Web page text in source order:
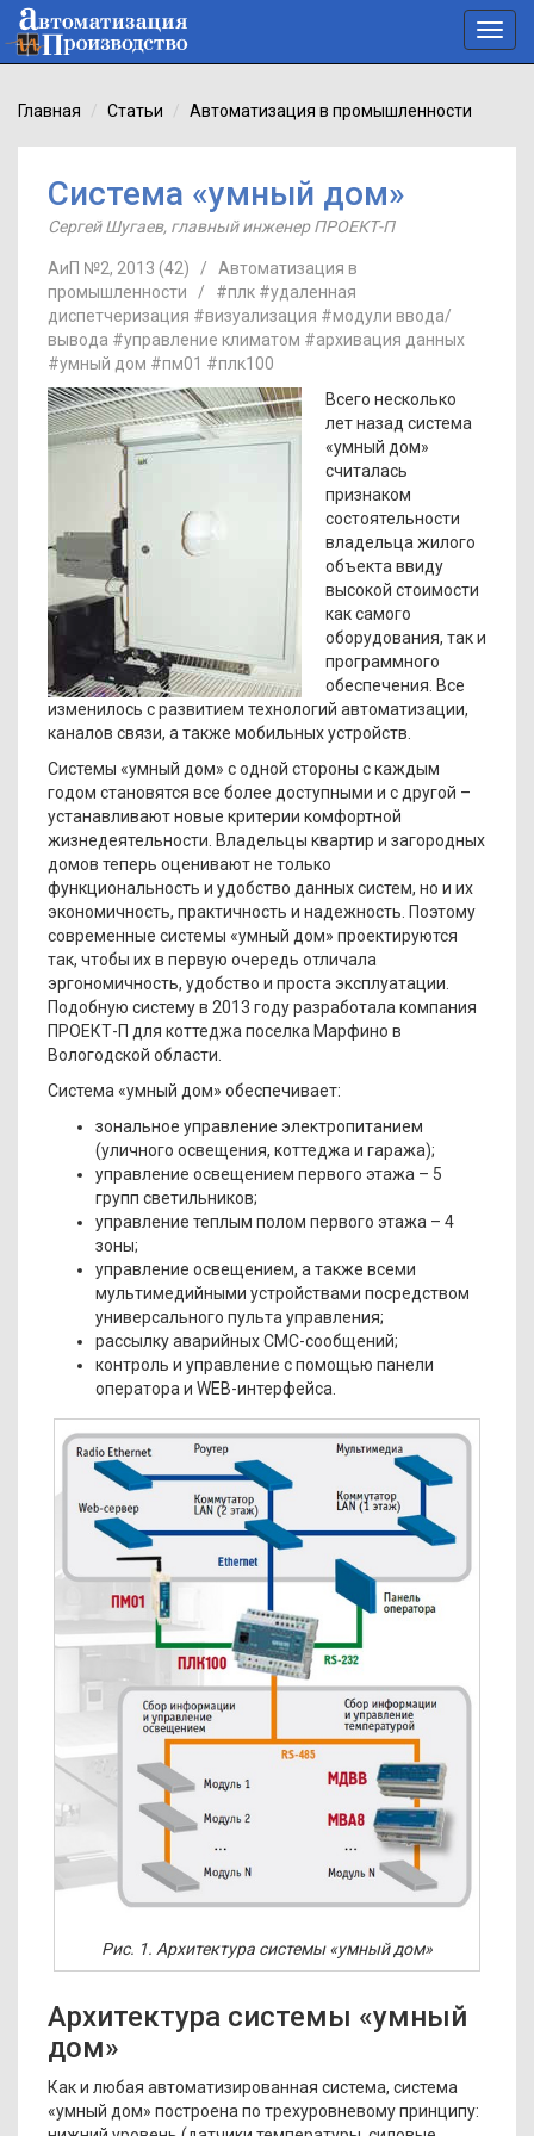
Главная Статьи Автоматизация в промышленности
Система «умный дом»
Сергей Шугаев, главный инженер ПРОЕКТ-П
АиП №2, 2013 (42) / Автоматизация в
промышленности / #плк #удаленная
диспетчеризация #визуализация #модули ввода/
вывода #управление климатом #архивация данных
#умный дом #пм01 #плк100
Всего несколько
лет назад система
«умный дом»
считалась
признаком
состоятельности
владельца жилого
объекта ввиду
высокой стоимости
как самого
оборудования, так и
программного
обеспечения. Все
изменилось с развитием технологий автоматизации,
каналов связи, а также мобильных устройств.
Системы «умный дом» с одной стороны с каждым
годом становятся все более доступными и с другой –
устанавливают новые критерии комфортной
жизнедеятельности. Владельцы квартир и загородных
домов теперь оценивают не только
функциональность и удобство данных систем, но и их
экономичность, практичность и надежность. Поэтому
современные системы «умный дом» проектируются
так, чтобы их в первую очередь отличала
эргономичность, удобство и проста эксплуатации.
Подобную систему в 2013 году разработала компания
ПРОЕКТ-П для коттеджа поселка Марфино в
Вологодской области.
Система «умный дом» обеспечивает:
зональное управление электропитанием
(уличного освещения, коттеджа и гаража);
управление освещением первого этажа – 5
групп светильников;
управление теплым полом первого этажа – 4
зоны;
управление освещением, а также всеми
мультимедийными устройствами посредством
универсального пульта управления;
рассылку аварийных СМС-сообщений;
контроль и управление с помощью панели
оператора и WEB-интерфейса.
Рис. 1. Архитектура системы «умный дом»
Архитектура системы «умный
дом»
Как и любая автоматизированная система, система
«умный дом» построена по трехуровневому принципу: